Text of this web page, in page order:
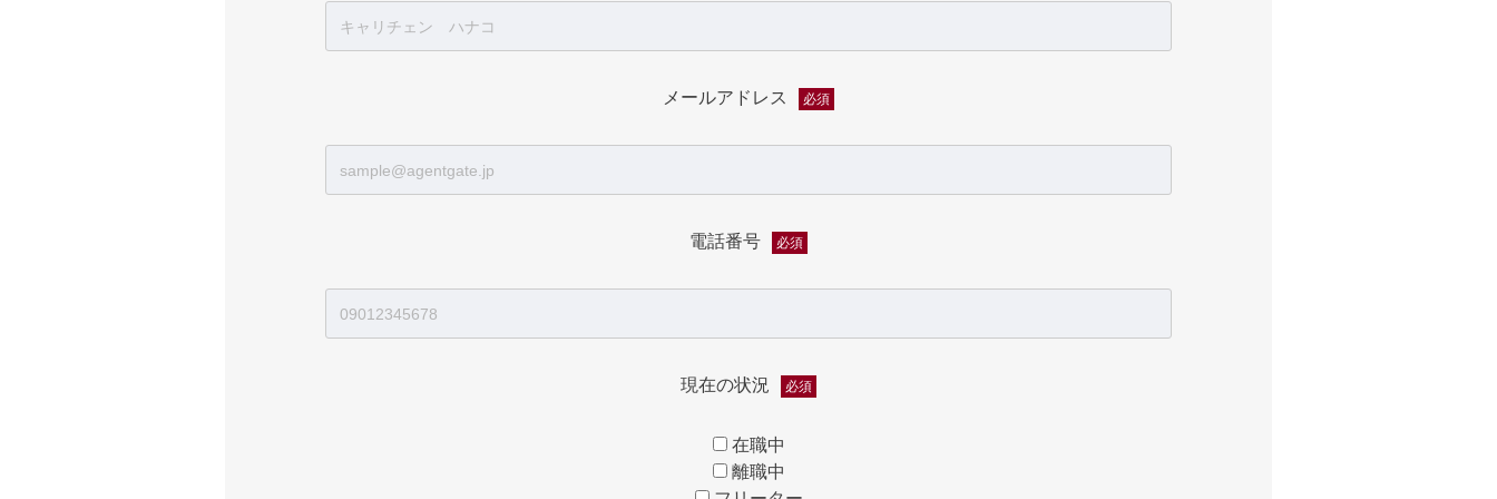
メールアドレス 必須
電話番号 必須
現在の状況 必須
在職中
離職中